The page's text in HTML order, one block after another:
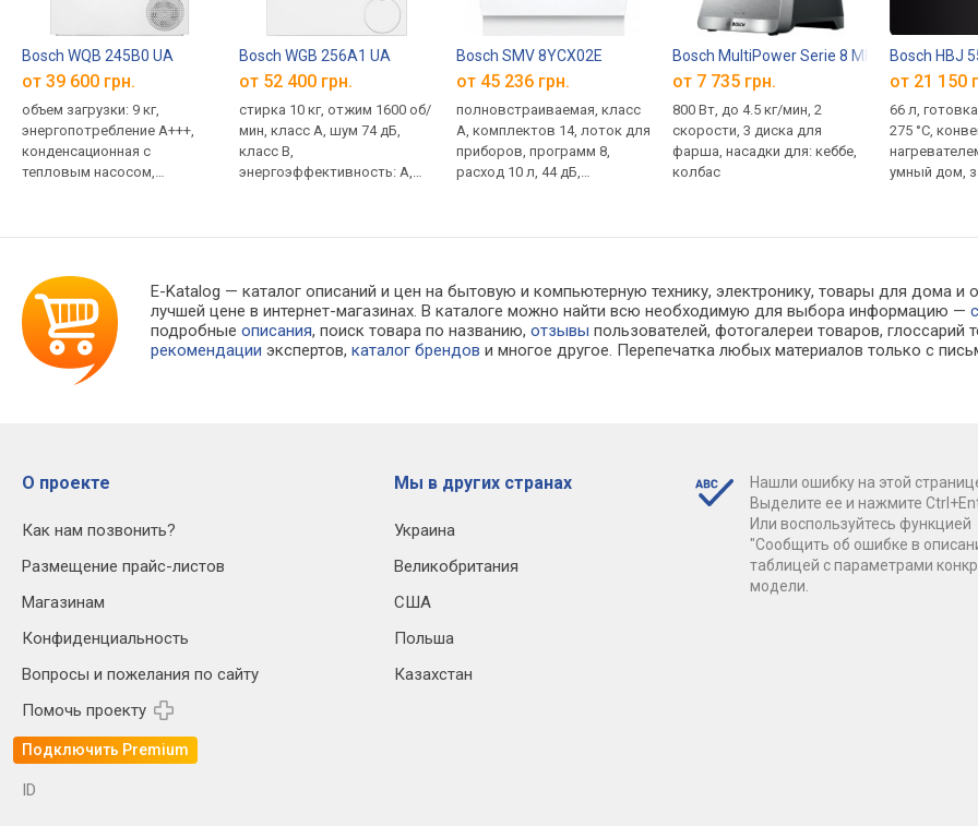
Bosch WQB 245B0 UA
от 39 600 грн.
объем загрузки: 9 кг,
энергопотребление А+++,
конденсационная с
тепловым насосом,
Интернета, 14 программ,
Bosch WGB 256A1 UA
от 52 400 грн.
стирка 10 кг, отжим 1600 об/
мин, класс A, шум 74 дБ,
класс B,
энергоэффективность: A,
Bosch SMV 8YCX02E
от 45 236 грн.
полновстраиваемая, класс
A, комплектов 14, лоток для
приборов, программ 8,
расход 10 л, 44 дБ,
59.8 см
Bosch MultiPower Serie 8 MFWS820M
от 7 735 грн.
800 Вт, до 4.5 кг/мин, 2
скорости, 3 диска для
фарша, насадки для: кеббе,
колбас
Bosch HBJ
от 21 150
66 л,
275 °C,
умный дом,
E-Katalog — каталог описаний и цен на бытовую и компьютерную технику, электронику, товары для дома
лучшей цене в интернет-магазинах. В каталоге можно найти всю необходимую для выбора информацию —
подробныеописания, поиск товара по названию,отзывы пользователей, фотогалереи товаров,
рекомендации экспертов,каталог брендов и многое другое. Перепечатка любых материалов только с
О проекте
Как нам позвонить?
Размещение прайс-листов
Магазинам
Конфиденциальность
Вопросы и пожелания по сайту
Помочь проекту
Подключить Premium
Мы в других странах
Украина
Великобритания
США
Польша
Казахстан
Нашли ошибку на этой
Выделите ее и нажмите
Или воспользуйтесь функцией
"Сообщить об ошибке в
таблицей с параметрами
модели.
ID